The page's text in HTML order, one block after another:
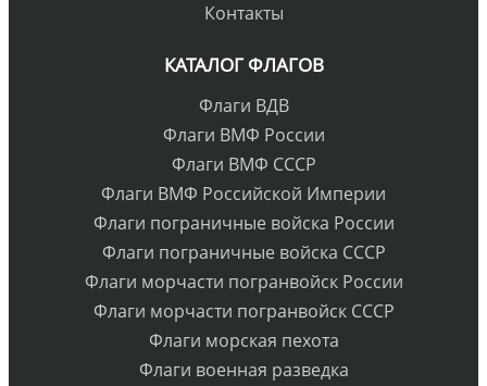
Контакты
КАТАЛОГ ФЛАГОВ
Флаги ВДВ
Флаги ВМФ России
Флаги ВМФ СССР
Флаги ВМФ Российской Империи
Флаги пограничные войска России
Флаги пограничные войска СССР
Флаги морчасти погранвойск России
Флаги морчасти погранвойск СССР
Флаги морская пехота
Флаги военная разведка